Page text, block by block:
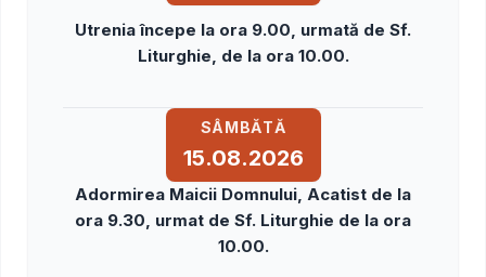
Utrenia începe la ora 9.00, urmată de Sf.
Liturghie, de la ora 10.00.
SÂMBĂTĂ
15.08.2026
Adormirea Maicii Domnului, Acatist de la
ora 9.30, urmat de Sf. Liturghie de la ora
10.00.